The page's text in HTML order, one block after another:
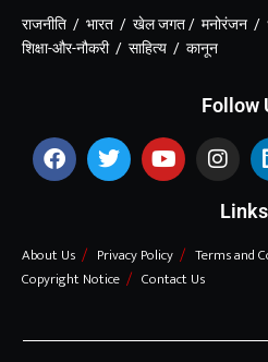
राजनीति / भारत / खेल जगत / मनोरंजन /
शिक्षा-और-नौकरी / साहित्य / कानून
Follow
Links
About Us Privacy Policy Terms and
Copyright Notice
Contact Us